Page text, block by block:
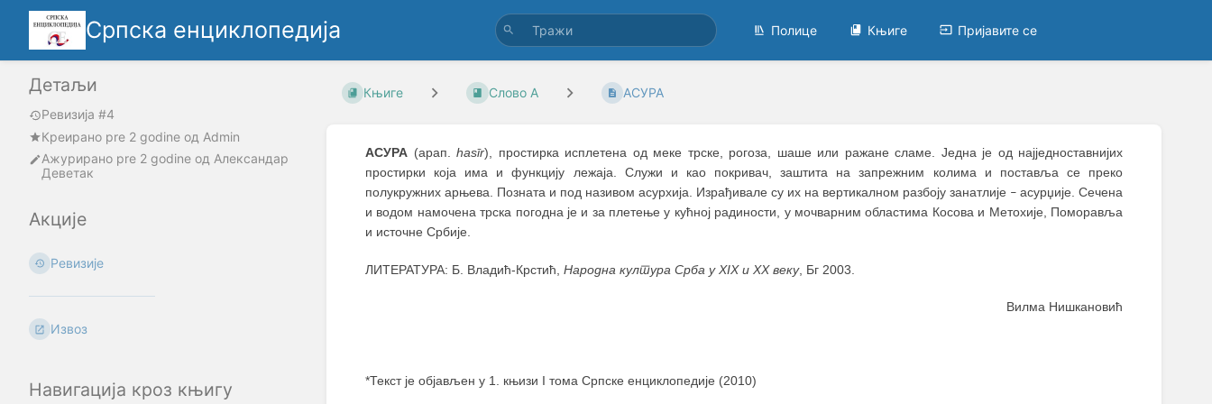
Српска енциклопедија Полице Књиге Пријавите се
Детаљи
Ревизија #4
Креирано pre 2 godine oд Admin
Ажурирано pre 2 godine од Александар
Деветак
Акције
Ревизије
Извоз
Навигација кроз књигу
Књиге Слово А АСУРА
АСУРА (арап. hasīr), простирка исплетена од меке трске, рогоза, шаше или ражане сламе. Једна је од најједноставнијих
простирки која има и функцију лежаја. Служи и као покривач, заштита на запрежним колима и поставља се преко
полукружних арњева. Позната и под називом асурхија. Израђивале су их на вертикалном разбоју занатлије – асурџије. Сечена
и водом намочена трска погодна је и за плетење у кућној радиности, у мочварним областима Косова и Метохије, Поморавља
и источне Србије.
ЛИТЕРАТУРА: Б. Владић-Крстић, Народна култура Срба у XIX и XX веку, Бг 2003.
Вилма Нишкановић
*Текст је објављен у 1. књизи I тома Српске енциклопедије (2010)